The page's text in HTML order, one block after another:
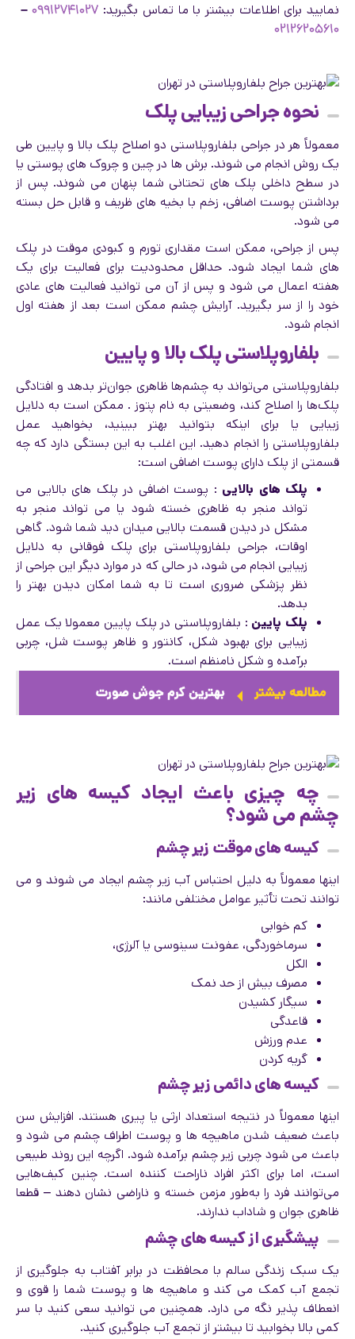
نمایید برای اطلاعات بیشتر با ما تماس بگیرید: ۰۹۹۱۲۷۴۱۰۲۷–
۰۲۱۲۶۲۰۵۶۱۰
نحوه جراحی زیبایی پلک
معمولاً هر در جراحی بلفاروپلاستی دو اصلاح پلک بالا و پایین طی
یک روش انجام می شوند. برش ها در چین و چروک های پوستی یا
در سطح داخلی پلک های تحتانی شما پنهان می شوند. پس از
برداشتن پوست اضافی، زخم با بخیه های ظریف و قابل حل بسته
می شود.
پس از جراحی، ممکن است مقداری تورم و کبودی موقت در پلک
های شما ایجاد شود. حداقل محدودیت برای فعالیت برای یک
هفته اعمال می شود و پس از آن می توانید فعالیت های عادی
خود را از سر بگیرید. آرایش چشم ممکن است بعد از هفته اول
انجام شود.
بلفاروپلاستی پلک بالا و پایین
بلفاروپلاستی می‌تواند به چشم‌ها ظاهری جوان‌تر بدهد و افتادگی
پلک‌ها را اصلاح کند، وضعیتی به نام پتوز . ممکن است به دلایل
زیبایی یا برای اینکه بتوانید بهتر ببینید، بخواهید عمل
بلفاروپلاستی را انجام دهید. این اغلب به این بستگی دارد که چه
قسمتی از پلک دارای پوست اضافی است:
پلک های بالایی : پوست اضافی در پلک های بالایی می
تواند منجر به ظاهری خسته شود یا می تواند منجر به
مشکل در دیدن قسمت بالایی میدان دید شما شود. گاهی
اوقات، جراحی بلفاروپلاستی برای پلک فوقانی به دلایل
زیبایی انجام می شود، در حالی که در موارد دیگر این جراحی از
نظر پزشکی ضروری است تا به شما امکان دیدن بهتر را
بدهد.
پلک پایین : بلفاروپلاستی در پلک پایین معمولا یک عمل
زیبایی برای بهبود شکل، کانتور و ظاهر پوست شل، چربی
برآمده و شکل نامنظم است.
مطالعه بیشتر
بهترین کرم جوش صورت
چه چیزی باعث ایجاد کیسه های زیر
چشم می شود؟
کیسه های موقت زیر چشم
اینها معمولاً به دلیل احتباس آب زیر چشم ایجاد می شوند و می
توانند تحت تأثیر عوامل مختلفی مانند:
کم خوابی
سرماخوردگی، عفونت سینوسی یا آلرژی،
الکل
مصرف بیش از حد نمک
سیگار کشیدن
قاعدگی
عدم ورزش
گریه کردن
کیسه های دائمی زیر چشم
اینها معمولاً در نتیجه استعداد ارثی یا پیری هستند. افزایش سن
باعث ضعیف شدن ماهیچه ها و پوست اطراف چشم می شود و
باعث می شود چربی زیر چشم برآمده شود. اگرچه این روند طبیعی
است، اما برای اکثر افراد ناراحت کننده است. چنین کیف‌هایی
می‌توانند فرد را به‌طور مزمن خسته و ناراضی نشان دهند – قطعا
ظاهری جوان و شاداب ندارند.
پیشگیری از کیسه های چشم
یک سبک زندگی سالم با محافظت در برابر آفتاب به جلوگیری از
تجمع آب کمک می کند و ماهیچه ها و پوست شما را قوی و
انعطاف پذیر نگه می دارد. همچنین می توانید سعی کنید با سر
کمی بالا بخوابید تا بیشتر از تجمع آب جلوگیری کنید.